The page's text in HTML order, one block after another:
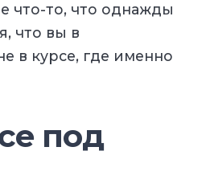
что-то, что однажды
что вы в
в курсе, где именно
под